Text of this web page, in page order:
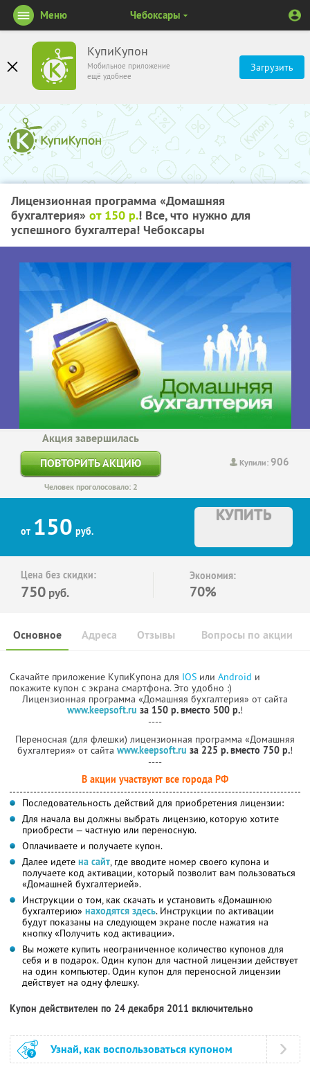
КупиКупон
Мобильное приложение
ещё удобнее
Загрузить
Меню Чебоксары
Лицензионная программа «Домашняя
бухгалтерия» от 150 р.! Все, что нужно для
успешного бухгалтера! Чебоксары
Купили:906
Акция завершилась
ПОВТОРИТЬ АКЦИЮ
Человек проголосовало: 2
от 150 руб.
КУПИТЬ
Цена без скидки:
750 руб.
Экономия:
70%
Основное Отзывы Вопросы по акции
Адреса
Скачайте приложение КупиКупона для IOS или Android и
покажите купон с экрана смартфона. Это удобно :)
Лицензионная программа «Домашняя бухгалтерия» от сайта
www.keepsoft.ru за 150 р. вместо 500 р.!
----
Переносная (для флешки) лицензионная программа «Домашняя
бухгалтерия» от сайта www.keepsoft.ru за 225 р. вместо 750 р.!
----
В акции участвуют все города РФ
Последовательность действий для приобретения лицензии:
Для начала вы должны выбрать лицензию, которую хотите
приобрести — частную или переносную.
Оплачиваете и получаете купон.
Далее идете на сайт, где вводите номер своего купона и
получаете код активации, который позволит вам пользоваться
«Домашней бухгалтерией».
Инструкции о том, как скачать и установить «Домашнюю
бухгалтерию» находятся здесь. Инструкции по активации
будут показаны на следующем экране после нажатия на
кнопку «Получить код активации».
Вы можете купить неограниченное количество купонов для
себя и в подарок. Один купон для частной лицензии действует
на один компьютер. Один купон для переносной лицензии
действует на одну флешку.
Купон действителен по 24 декабря 2011 включительно
Узнай, как воспользоваться купоном